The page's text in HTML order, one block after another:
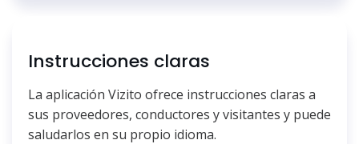
Instrucciones claras
La aplicación Vizito ofrece instrucciones claras a
sus proveedores, conductores y visitantes y puede
saludarlos en su propio idioma.